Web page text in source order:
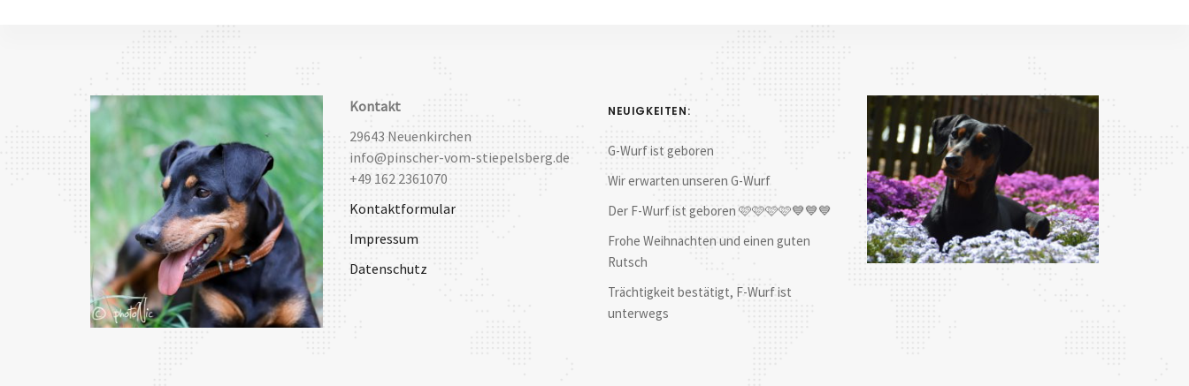
Kontakt
29643 Neuenkirchen
info@pinscher-vom-stiepelsberg.de
+49 162 2361070
Kontaktformular
Impressum
Datenschutz
NEUIGKEITEN:
G-Wurf ist geboren
Wir erwarten unseren G-Wurf
Der F-Wurf ist geboren 🩷🩷🩷🩷💙💙💙
Frohe Weihnachten und einen guten
Rutsch
Trächtigkeit bestätigt, F-Wurf ist
unterwegs